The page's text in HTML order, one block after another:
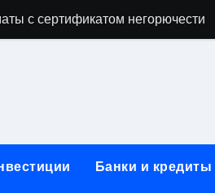
с сертификатом негорючести
и направляющих для
лотков для хранения
Банки и кредиты